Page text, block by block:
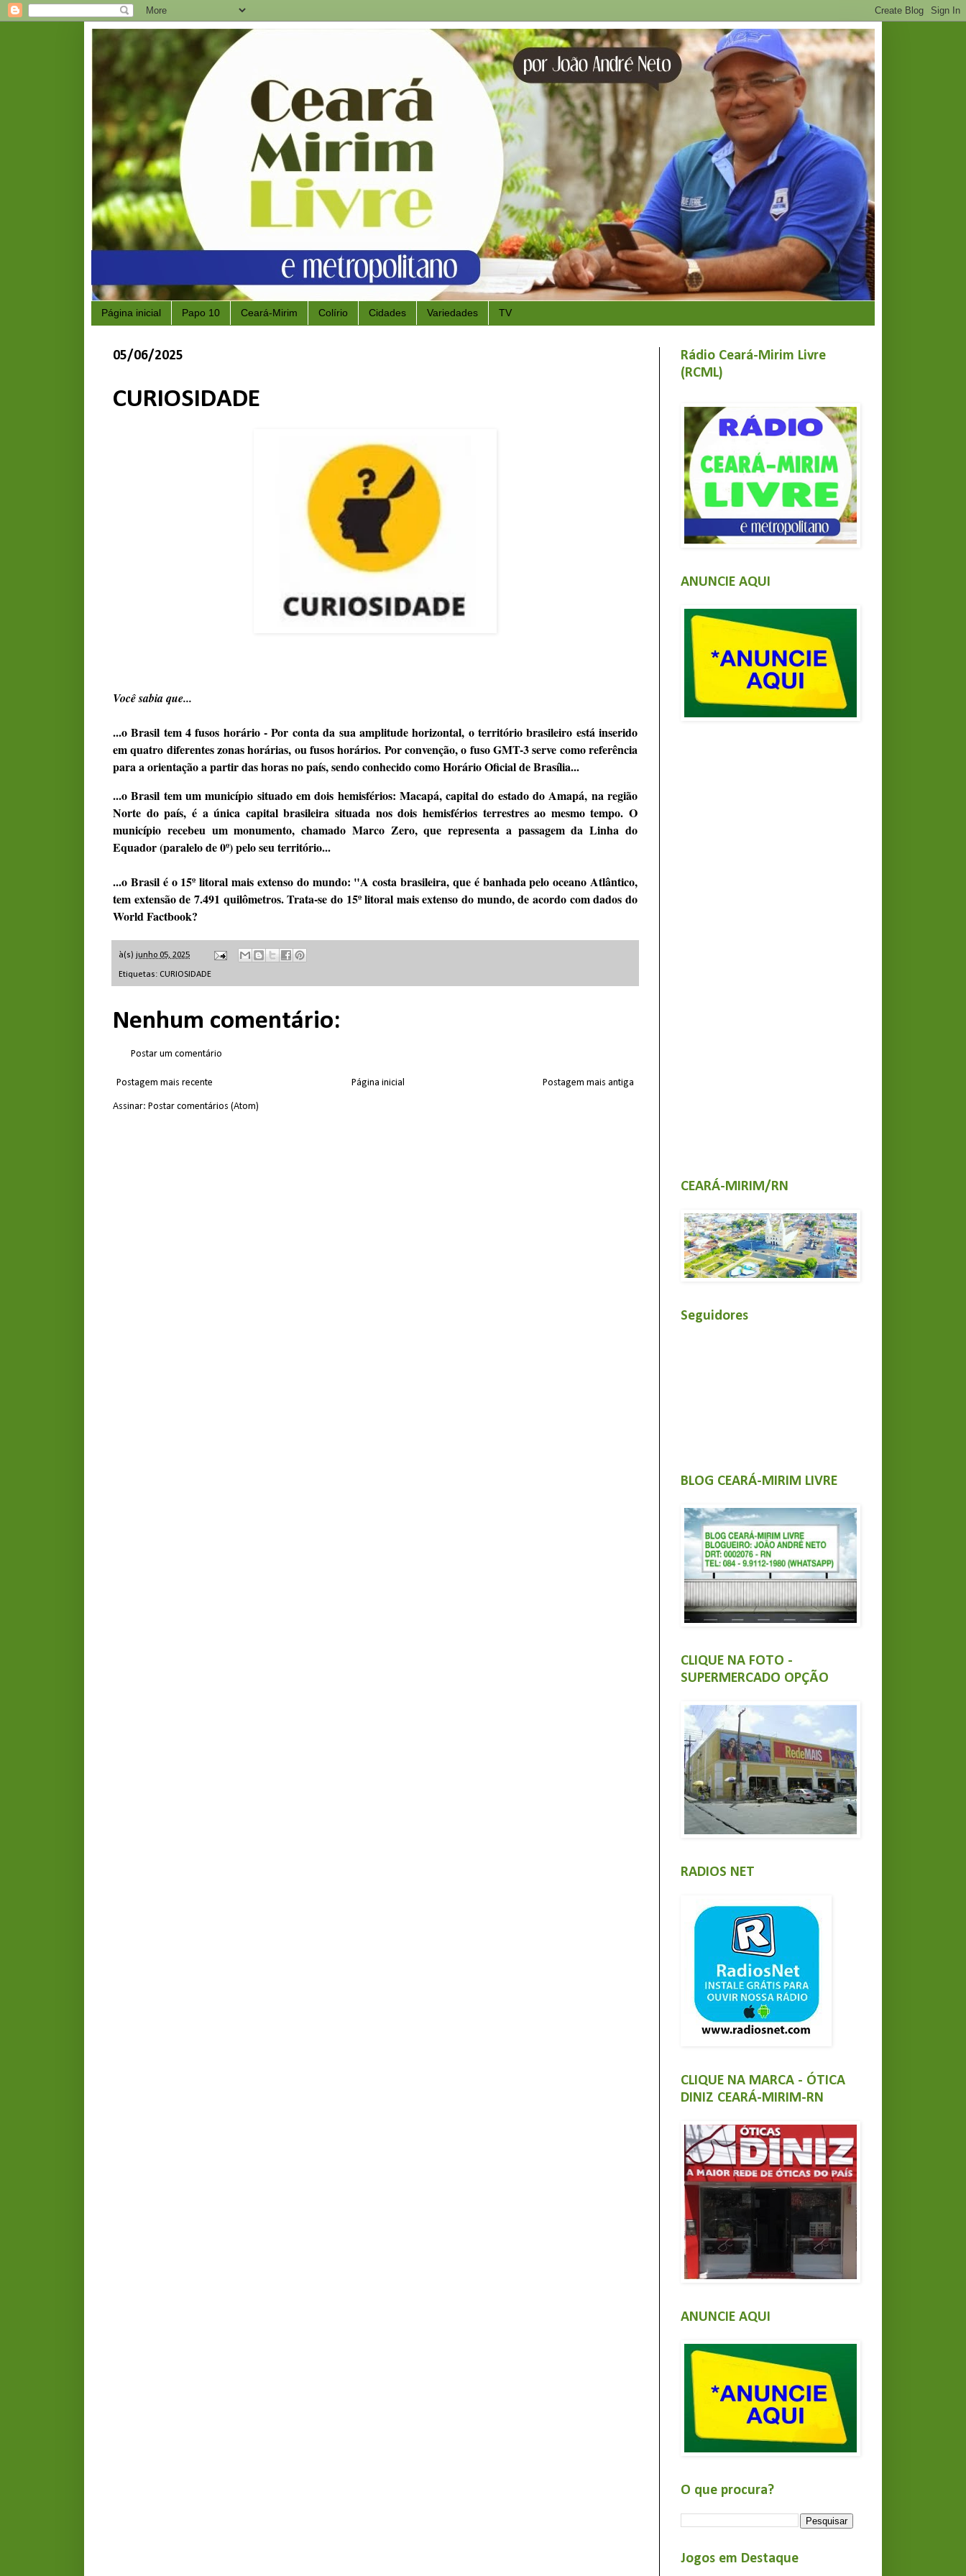
Página inicial Papo 10 Ceará-Mirim Colírio Cidades Variedades TV
05/06/2025
CURIOSIDADE
Você sabia que...
...o Brasil tem 4 fusos horário - Por conta da sua amplitude horizontal, o território brasileiro está inserido
em quatro diferentes zonas horárias, ou fusos horários. Por convenção, o fuso GMT-3 serve como referência
para a orientação a partir das horas no país, sendo conhecido como Horário Oficial de Brasília...
...o Brasil tem um município situado em dois hemisférios: Macapá, capital do estado do Amapá, na região
Norte do país, é a única capital brasileira situada nos dois hemisférios terrestres ao mesmo tempo. O
município recebeu um monumento, chamado Marco Zero, que representa a passagem da Linha do
Equador (paralelo de 0º) pelo seu território...
...o Brasil é o 15º litoral mais extenso do mundo: "A costa brasileira, que é banhada pelo oceano Atlântico,
tem extensão de 7.491 quilômetros. Trata-se do 15º litoral mais extenso do mundo, de acordo com dados do
World Factbook?
à(s) junho 05, 2025
Etiquetas: CURIOSIDADE
Nenhum comentário:
Postar um comentário
Postagem mais recente Postagem mais antiga
Página inicial
Assinar: Postar comentários (Atom)
Rádio Ceará-Mirim Livre
(RCML)
ANUNCIE AQUI
CEARÁ-MIRIM/RN
Seguidores
BLOG CEARÁ-MIRIM LIVRE
CLIQUE NA FOTO -
SUPERMERCADO OPÇÃO
RADIOS NET
CLIQUE NA MARCA - ÓTICA
DINIZ CEARÁ-MIRIM-RN
ANUNCIE AQUI
O que procura?
Jogos em Destaque